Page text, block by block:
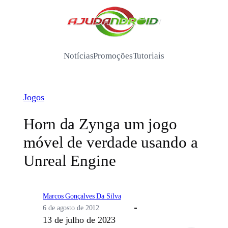
/
NotíciasPromoçõesTutoriais
Jogos
Horn da Zynga um jogo
móvel de verdade usando a
Unreal Engine
Marcos Gonçalves Da Silva
6 de agosto de 2012
13 de julho de 2023